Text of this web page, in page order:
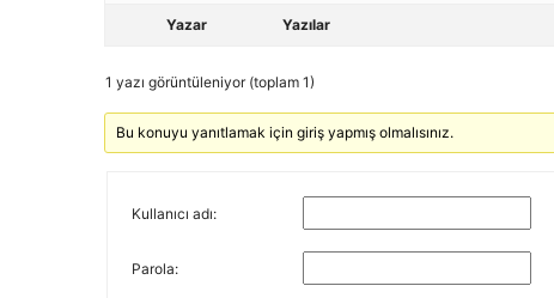
Yazar Yazılar
1 yazı görüntüleniyor (toplam 1)
Bu konuyu yanıtlamak için giriş yapmış olmalısınız.
Kullanıcı adı:
Parola: